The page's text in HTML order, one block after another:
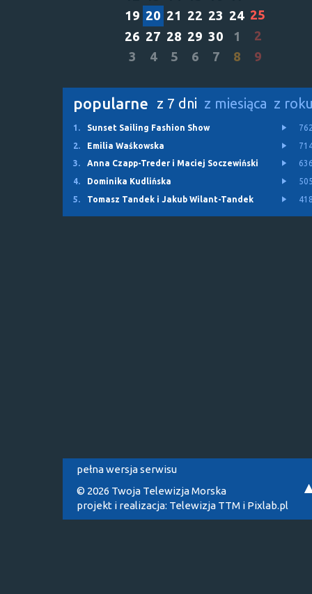
19 20 21 22 23 24 25
26 27 28 29 30 1
2
3
4 5 6 7 8 9
popularne z 7 dni z miesiąca z
1. Sunset Sailing Fashion Show
2.
Emilia Waśkowska
3.
Anna Czapp-Treder i Maciej Soczewiński
4.
Dominika Kudlińska
5.
Tomasz Tandek i Jakub Wilant-Tandek
pełna wersja serwisu
© 2026 Twoja Telewizja Morska
projekt i realizacja: Telewizja TTM i Pixlab.pl